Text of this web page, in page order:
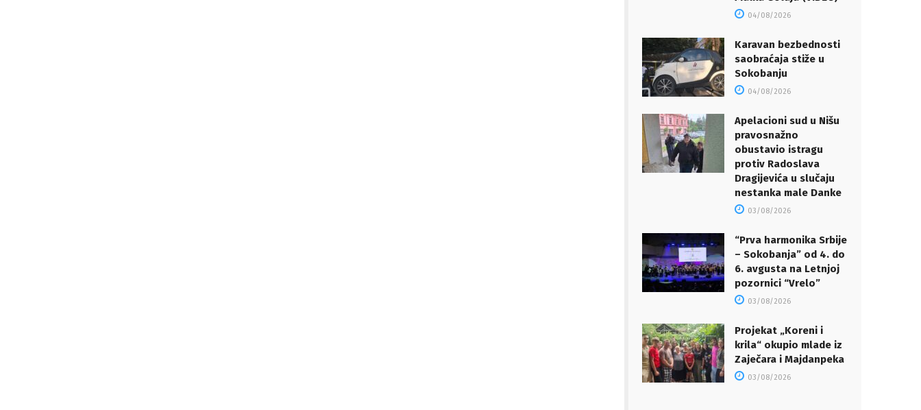
04/08/2026
Karavan bezbednosti
saobraćaja stiže u
Sokobanju
04/08/2026
Apelacioni sud u Nišu
pravosnažno
obustavio istragu
protiv Radoslava
Dragijevića u slučaju
nestanka male Danke
03/08/2026
“Prva harmonika Srbije
– Sokobanja” od 4. do
6. avgusta na Letnjoj
pozornici “Vrelo”
03/08/2026
Projekat „Koreni i
krila“ okupio mlade iz
Zaječara i Majdanpeka
03/08/2026